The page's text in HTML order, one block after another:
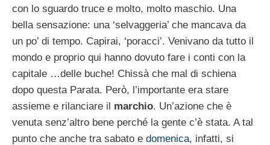
con lo sguardo truce e molto, molto maschio. Una
bella sensazione: una ‘selvaggeria’ che mancava da
un po’ di tempo. Capirai, ‘poracci’. Venivano da tutto il
mondo e proprio qui hanno dovuto fare i conti con la
capitale …delle buche! Chissà che mal di schiena
dopo questa Parata. Però, l’importante era stare
assieme e rilanciare il marchio. Un’azione che è
venuta senz’altro bene perché la gente c’è stata. A tal
punto che anche tra sabato e domenica, infatti, si